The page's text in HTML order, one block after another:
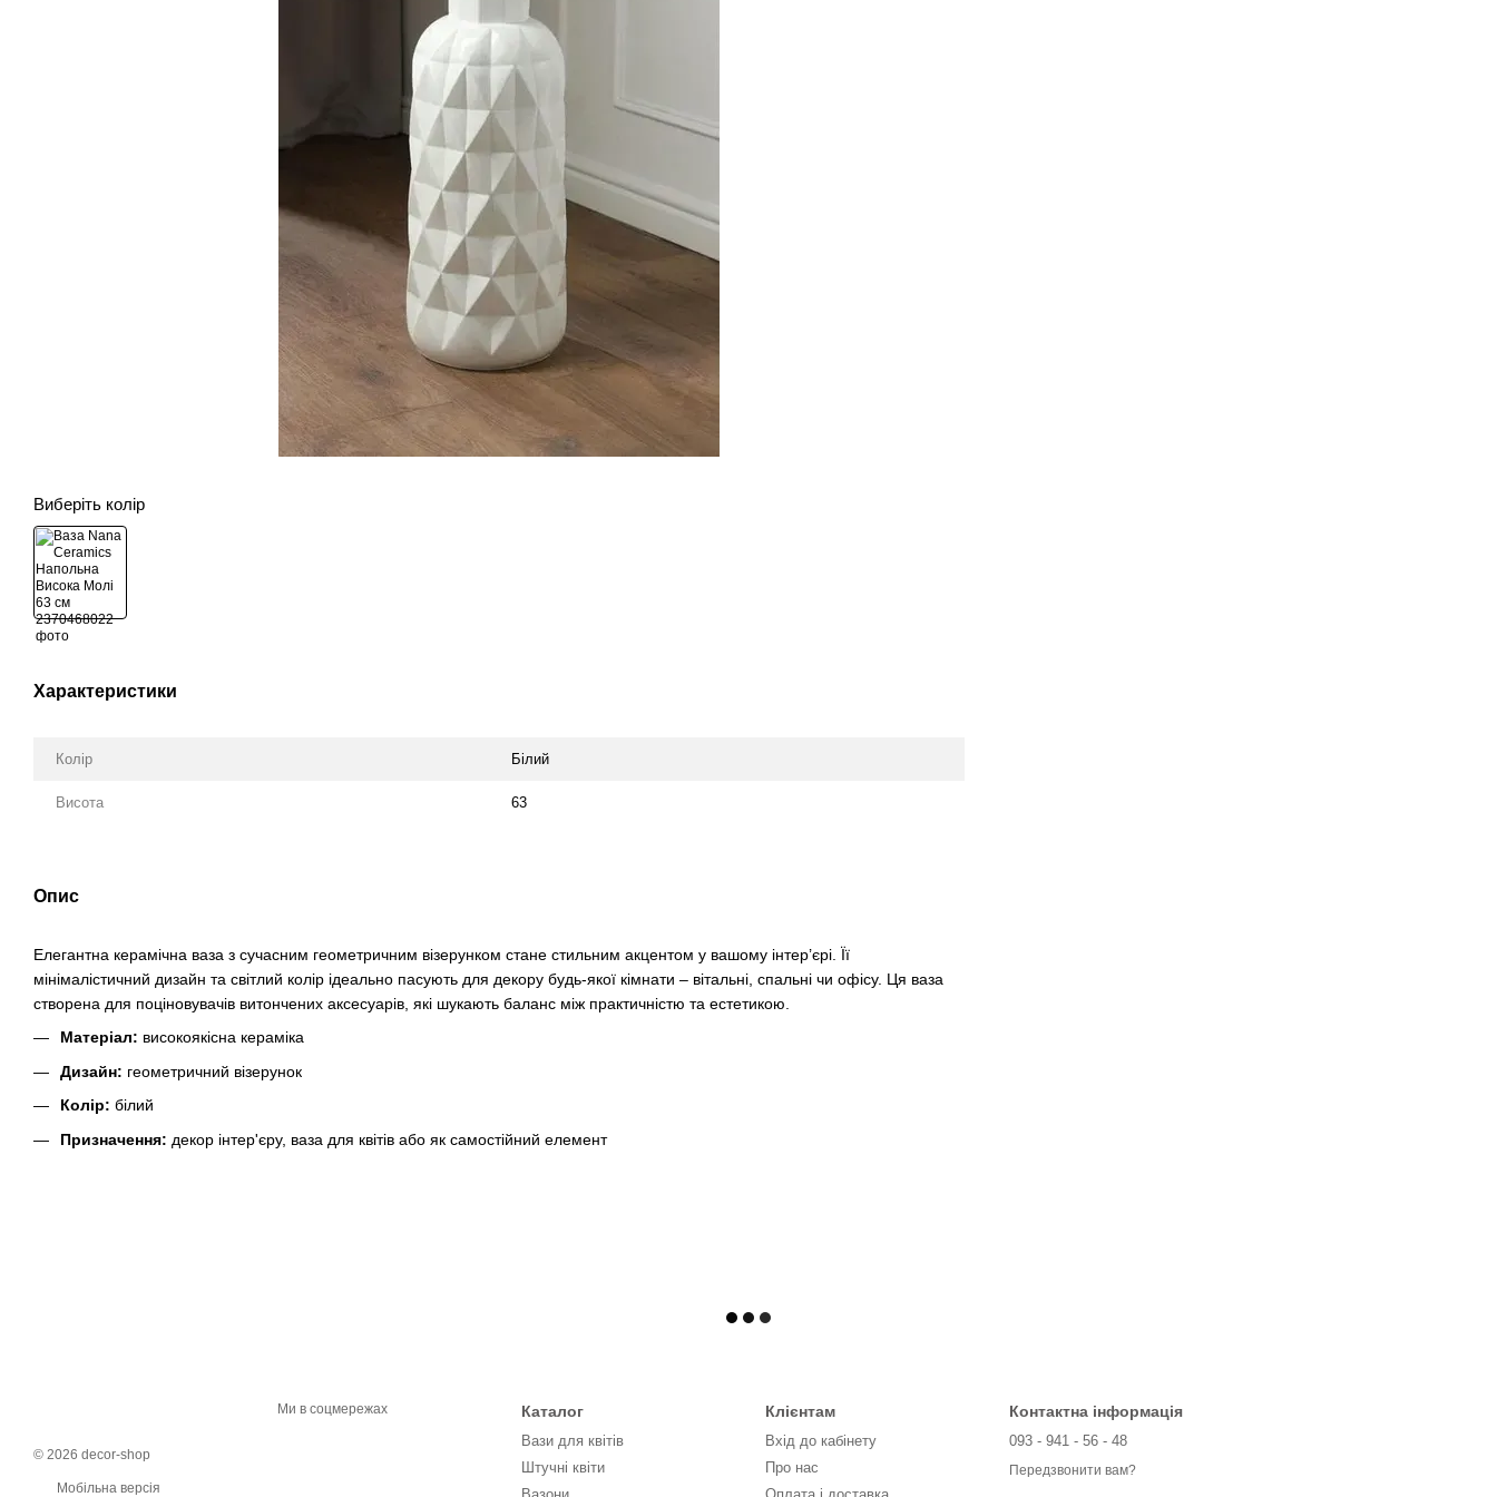
Виберіть колір
Характеристики
Колір Білий
Висота 63
Опис
Елегантна керамічна ваза з сучасним геометричним візерунком стане стильним акцентом у вашому інтер’єрі. Її
мінімалістичний дизайн та світлий колір ідеально пасують для декору будь-якої кімнати – вітальні, спальні чи офісу. Ця ваза
створена для поціновувачів витончених аксесуарів, які шукають баланс між практичністю та естетикою.
Матеріал: високоякісна кераміка
Дизайн: геометричний візерунок
Колір: білий
Призначення: декор інтер'єру, ваза для квітів або як самостійний елемент
© 2026 decor-shop
Мобільна версія
Ми в соцмережах Каталог
Вази для квітів
Штучні квіти
Клієнтам
Вхід до кабінету
Про нас
Контактна інформація
093 - 941 - 56 - 48
Передзвонити вам?